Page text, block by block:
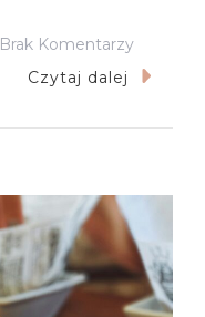
Brak KomentarzyDo
Pueblos
Te
Czytaj dalej